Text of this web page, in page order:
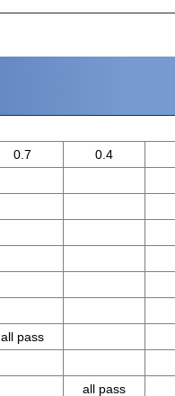
0.7 0.4
all pass
all pass